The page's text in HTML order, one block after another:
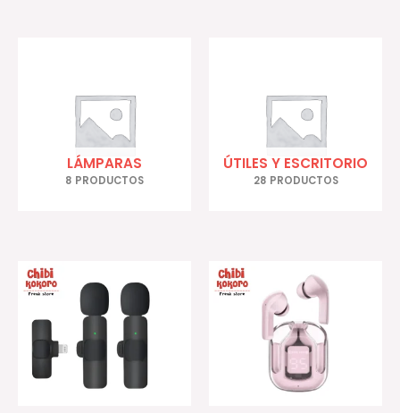
LÁMPARAS
8 PRODUCTOS
ÚTILES Y ESCRITORIO
28 PRODUCTOS